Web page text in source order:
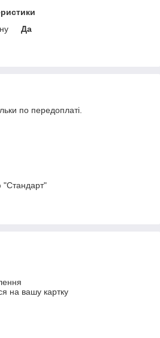
Да
по передоплаті.
"Стандарт"
на вашу картку